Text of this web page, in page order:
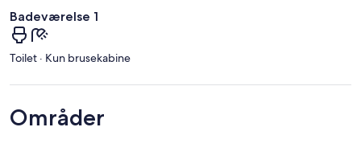
Badeværelse 1
Toilet · Kun brusekabine
Områder